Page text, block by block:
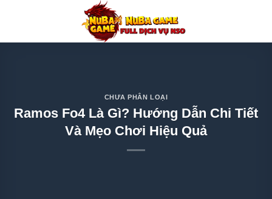
nội
CHƯA PHÂN LOẠI
Ramos Fo4 Là Gì? Hướng Dẫn Chi Tiết
Và Mẹo Chơi Hiệu Quả